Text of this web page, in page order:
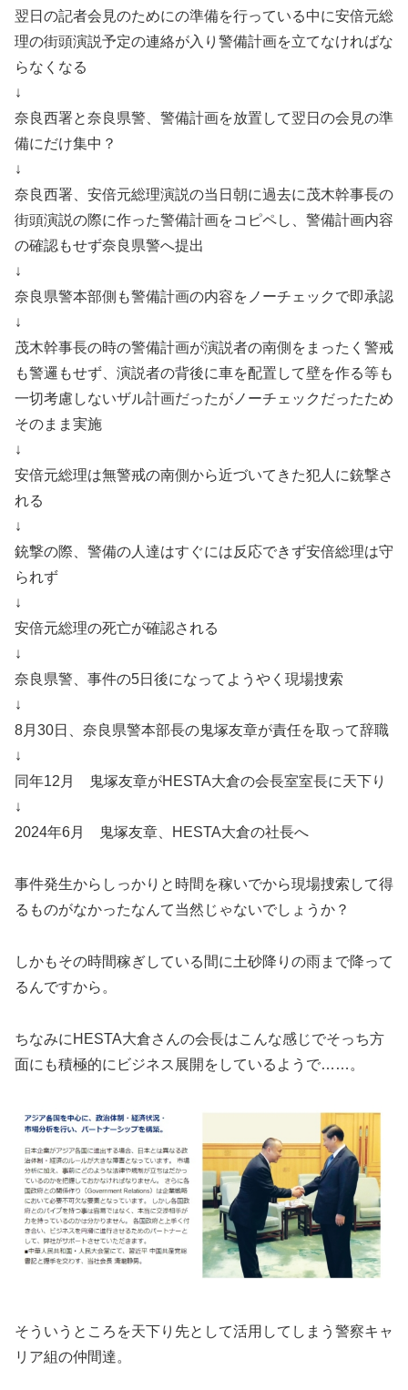
翌日の記者会見のためにの準備を行っている中に安倍元総
理の街頭演説予定の連絡が入り警備計画を立てなければな
らなくなる
↓
奈良西署と奈良県警、警備計画を放置して翌日の会見の準
備にだけ集中？
↓
奈良西署、安倍元総理演説の当日朝に過去に茂木幹事長の
街頭演説の際に作った警備計画をコピペし、警備計画内容
の確認もせず奈良県警へ提出
↓
奈良県警本部側も警備計画の内容をノーチェックで即承認
↓
茂木幹事長の時の警備計画が演説者の南側をまったく警戒
も警邏もせず、演説者の背後に車を配置して壁を作る等も
一切考慮しないザル計画だったがノーチェックだったため
そのまま実施
↓
安倍元総理は無警戒の南側から近づいてきた犯人に銃撃さ
れる
↓
銃撃の際、警備の人達はすぐには反応できず安倍総理は守
られず
↓
安倍元総理の死亡が確認される
↓
奈良県警、事件の5日後になってようやく現場捜索
↓
8月30日、奈良県警本部長の鬼塚友章が責任を取って辞職
↓
同年12月 鬼塚友章がHESTA大倉の会長室室長に天下り
↓
2024年6月 鬼塚友章、HESTA大倉の社長へ
事件発生からしっかりと時間を稼いでから現場捜索して得
るものがなかったなんて当然じゃないでしょうか？
しかもその時間稼ぎしている間に土砂降りの雨まで降って
るんですから。
ちなみにHESTA大倉さんの会長はこんな感じでそっち方
面にも積極的にビジネス展開をしているようで……。
そういうところを天下り先として活用してしまう警察キャ
リア組の仲間達。